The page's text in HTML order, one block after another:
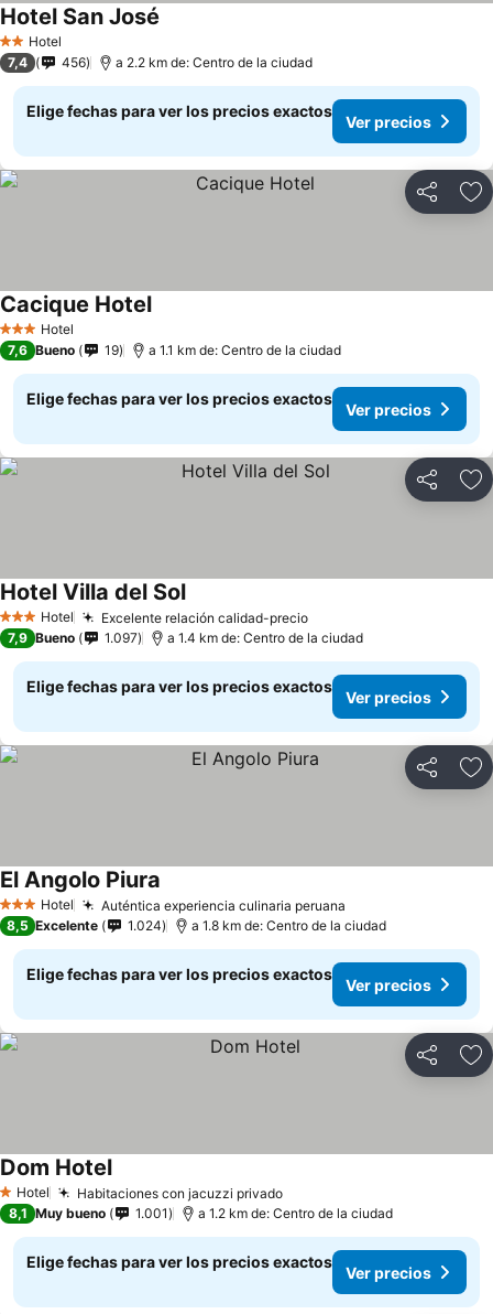
2 Estrellas
Hotel
Hotel San José
7,4 456 a 2.2 km de: Centro de la ciudad
Elige fechas para ver los precios exactos
Ver precios
Compartir
3 Estrellas
Hotel
Cacique Hotel
7,6 Bueno 19 a 1.1 km de: Centro de la ciudad
Elige fechas para ver los precios exactos
Ver precios
Compartir
3 Estrellas
Hotel Excelente relación calidad-precio
Hotel Villa del Sol
7,9 Bueno 1.097 a 1.4 km de: Centro de la ciudad
Elige fechas para ver los precios exactos
Ver precios
Compartir
3 Estrellas
Hotel Auténtica experiencia culinaria peruana
El Angolo Piura
8,5 Excelente 1.024 a 1.8 km de: Centro de la ciudad
Elige fechas para ver los precios exactos
Ver precios
Compartir
1 Estrellas
Hotel Habitaciones con jacuzzi privado
Dom Hotel
8,1 Muy bueno 1.001 a 1.2 km de: Centro de la ciudad
Elige fechas para ver los precios exactos
Ver precios